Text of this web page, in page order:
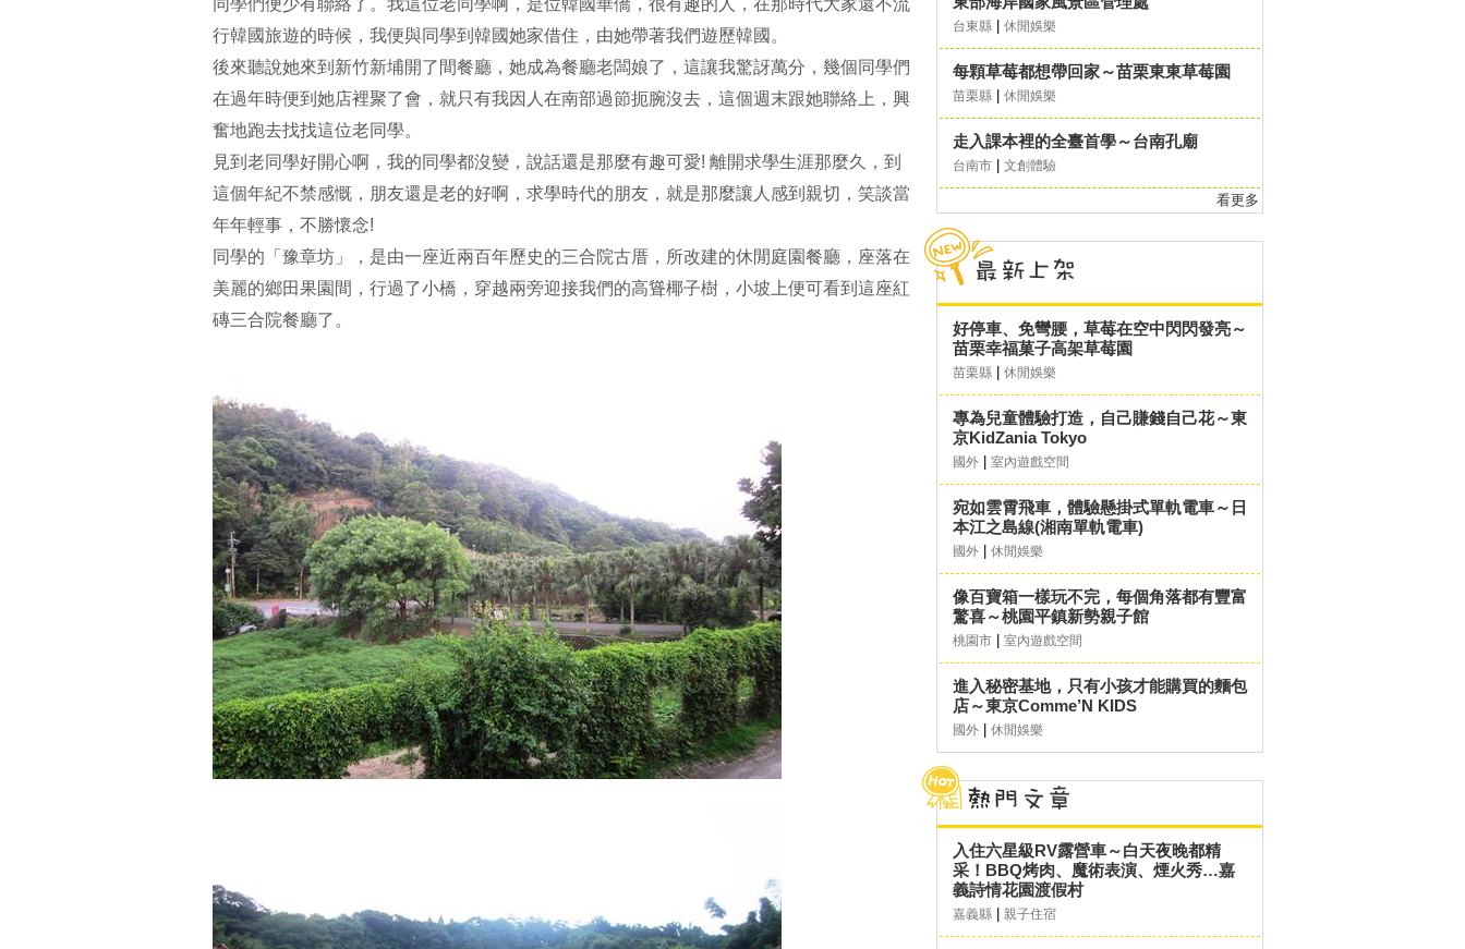
同學們便少有聯絡了。我這位老同學啊，是位韓國華僑，很有趣的人，在那時代大家還不流
行韓國旅遊的時候，我便與同學到韓國她家借住，由她帶著我們遊歷韓國。
後來聽說她來到新竹新埔開了間餐廳，她成為餐廳老闆娘了，這讓我驚訝萬分，幾個同學們
在過年時便到她店裡聚了會，就只有我因人在南部過節扼腕沒去，這個週末跟她聯絡上，興
奮地跑去找找這位老同學。
見到老同學好開心啊，我的同學都沒變，說話還是那麼有趣可愛! 離開求學生涯那麼久，到
這個年紀不禁感慨，朋友還是老的好啊，求學時代的朋友，就是那麼讓人感到親切，笑談當
年年輕事，不勝懷念!
同學的「豫章坊」，是由一座近兩百年歷史的三合院古厝，所改建的休閒庭園餐廳，座落在
美麗的鄉田果園間，行過了小橋，穿越兩旁迎接我們的高聳椰子樹，小坡上便可看到這座紅
磚三合院餐廳了。
台東縣 休閒娛樂
每顆草莓都想帶回家～苗栗東東草莓園
苗栗縣 休閒娛樂
走入課本裡的全臺首學～台南孔廟
台南市 文創體驗
看更多
好停車、免彎腰，草莓在空中閃閃發亮～
苗栗幸福菓子高架草莓園
苗栗縣 休閒娛樂
專為兒童體驗打造，自己賺錢自己花～東
京KidZania Tokyo
國外 室內遊戲空間
宛如雲霄飛車，體驗懸掛式單軌電車～日
本江之島線(湘南單軌電車)
國外 休閒娛樂
像百寶箱一樣玩不完，每個角落都有豐富
驚喜～桃園平鎮新勢親子館
桃園市 室內遊戲空間
進入秘密基地，只有小孩才能購買的麵包
店～東京Comme’N KIDS
國外 休閒娛樂
入住六星級RV露營車～白天夜晚都精
采！BBQ烤肉、魔術表演、煙火秀…嘉
義詩情花園渡假村
嘉義縣 親子住宿